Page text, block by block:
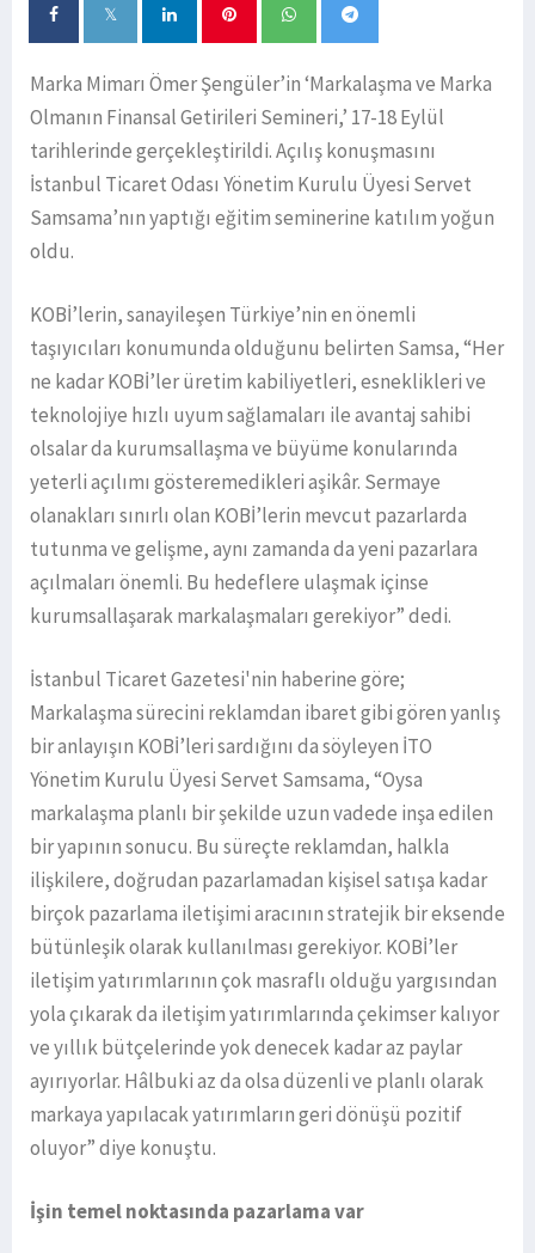
Marka Mimarı Ömer Şengüler’in ‘Markalaşma ve Marka
Olmanın Finansal Getirileri Semineri,’ 17-18 Eylül
tarihlerinde gerçekleştirildi. Açılış konuşmasını
İstanbul Ticaret Odası Yönetim Kurulu Üyesi Servet
Samsama’nın yaptığı eğitim seminerine katılım yoğun
oldu.
KOBİ’lerin, sanayileşen Türkiye’nin en önemli
taşıyıcıları konumunda olduğunu belirten Samsa, “Her
ne kadar KOBİ’ler üretim kabiliyetleri, esneklikleri ve
teknolojiye hızlı uyum sağlamaları ile avantaj sahibi
olsalar da kurumsallaşma ve büyüme konularında
yeterli açılımı gösteremedikleri aşikâr. Sermaye
olanakları sınırlı olan KOBİ’lerin mevcut pazarlarda
tutunma ve gelişme, aynı zamanda da yeni pazarlara
açılmaları önemli. Bu hedeflere ulaşmak içinse
kurumsallaşarak markalaşmaları gerekiyor” dedi.
İstanbul Ticaret Gazetesi'nin haberine göre;
Markalaşma sürecini reklamdan ibaret gibi gören yanlış
bir anlayışın KOBİ’leri sardığını da söyleyen İTO
Yönetim Kurulu Üyesi Servet Samsama, “Oysa
markalaşma planlı bir şekilde uzun vadede inşa edilen
bir yapının sonucu. Bu süreçte reklamdan, halkla
ilişkilere, doğrudan pazarlamadan kişisel satışa kadar
birçok pazarlama iletişimi aracının stratejik bir eksende
bütünleşik olarak kullanılması gerekiyor. KOBİ’ler
iletişim yatırımlarının çok masraflı olduğu yargısından
yola çıkarak da iletişim yatırımlarında çekimser kalıyor
ve yıllık bütçelerinde yok denecek kadar az paylar
ayırıyorlar. Hâlbuki az da olsa düzenli ve planlı olarak
markaya yapılacak yatırımların geri dönüşü pozitif
oluyor” diye konuştu.
İşin temel noktasında pazarlama var